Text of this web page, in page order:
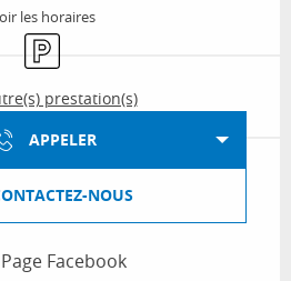
les horaires
Parking
prestation(s)
APPELER
NOUS
Page Facebook